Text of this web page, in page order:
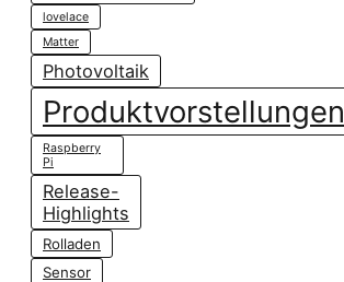
lovelace
Matter
Photovoltaik
Produktvorstellungen
Raspberry
Pi
Release-
Highlights
Rolladen
Sensor